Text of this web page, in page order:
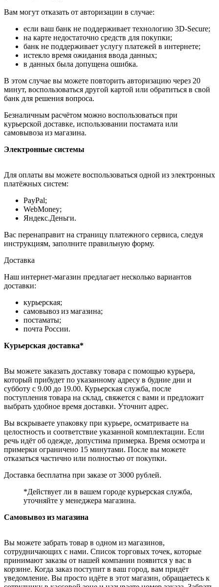
Вам могут отказать от авторизации в случае:
если ваш банк не поддерживает технологию 3D-Secure;
на карте недостаточно средств для покупки;
банк не поддерживает услугу платежей в интернете;
истекло время ожидания ввода данных;
в данных была допущена ошибка.
В этом случае вы можете повторить авторизацию через 20
минут, воспользоваться другой картой или обратиться в свой
банк для решения вопроса.
Безналичным расчётом можно воспользоваться при
курьерской доставке, использовании постамата или
самовывоза из магазина.
Электронные системы
Для оплаты вы можете воспользоваться одной из электронных
платёжных систем:
PayPal;
WebMoney;
Яндекс.Деньги.
Вас перенаправит на страницу платежного сервиса, следуя
инструкциям, заполните правильную форму.
Доставка
Наш интернет-магазин предлагает несколько вариантов
доставки:
курьерская;
самовывоз из магазина;
постаматы;
почта России.
Курьерская доставка*
Вы можете заказать доставку товара с помощью курьера,
который прибудет по указанному адресу в будние дни и
субботу с 9.00 до 19.00. Курьерская служба, после
поступления товара на склад, свяжется с вами и предложит
выбрать удобное время доставки. Уточнит адрес.
Вы вскрываете упаковку при курьере, осматриваете на
целостность и соответствие указанной комплектации. Если
речь идёт об одежде, допустима примерка. Время осмотра и
примерки ограничено 15 минутами. После вы можете
отказаться частично или полностью от покупки.
Доставка бесплатна при заказе от 3000 рублей.
*Действует ли в вашем городе курьерская служба,
уточняйте у менеджера магазина.
Самовывоз из магазина
Вы можете забрать товар в одном из магазинов,
сотрудничающих с нами. Список торговых точек, которые
принимают заказы от нашей компании появится у вас в
корзине. Когда заказ поступит в ваш город, вам придёт
уведомление. Вы просто идёте в этот магазин, обращаетесь к